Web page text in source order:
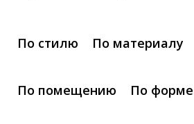
По стилю По материалу
По помещению По форме